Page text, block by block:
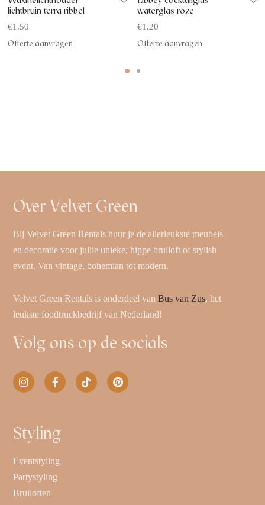
lichtbruin terra ribbel
€1.50
Offerte aanvragen
waterglas roze
€1.20
Offerte aanvragen
Over Velvet Green
Bij Velvet Green Rentals huur je de allerleukste meubels
en decoratie voor jullie unieke, hippe bruiloft of stylish
event. Van vintage, bohemian tot modern.
Velvet Green Rentals is onderdeel vanBus van Zus, het
leukste foodtruckbedrijf van Nederland!
Volg ons op de socials
Styling
Eventstyling
Partystyling
Bruiloften